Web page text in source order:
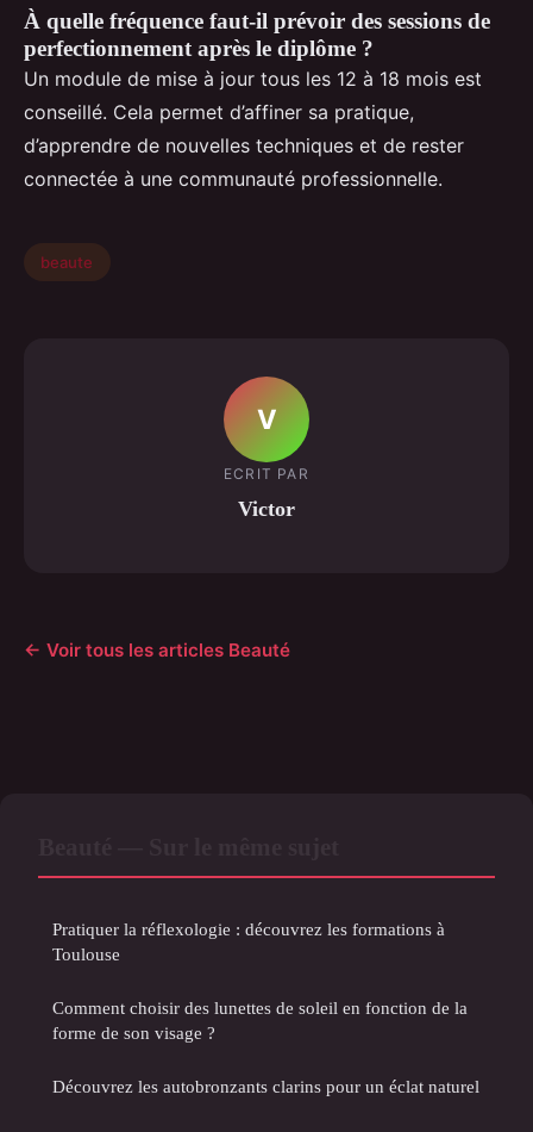
À quelle fréquence faut-il prévoir des sessions de
perfectionnement après le diplôme ?
Un module de mise à jour tous les 12 à 18 mois est
conseillé. Cela permet d’affiner sa pratique,
d’apprendre de nouvelles techniques et de rester
connectée à une communauté professionnelle.
beaute
V
ECRIT PAR
Victor
← Voir tous les articles Beauté
Pratiquer la réflexologie : découvrez les formations à
Toulouse
Comment choisir des lunettes de soleil en fonction de la
forme de son visage ?
Découvrez les autobronzants clarins pour un éclat naturel